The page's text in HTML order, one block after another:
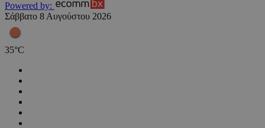
Powered by:
Σάββατο 8 Αυγούστου 2026
35°C